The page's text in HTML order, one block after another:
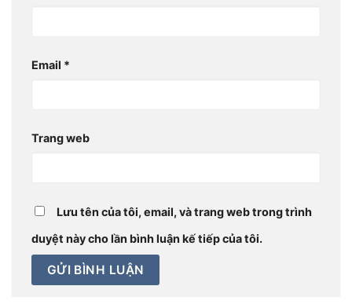
Email *
Trang web
Lưu tên của tôi, email, và trang web trong trình
duyệt này cho lần bình luận kế tiếp của tôi.